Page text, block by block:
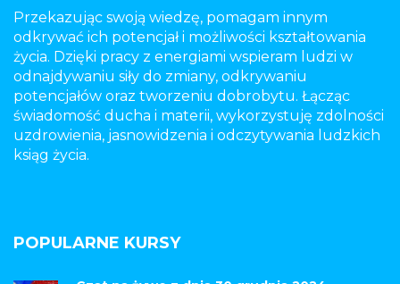
Przekazując swoją wiedzę, pomagam innym
odkrywać ich potencjał i możliwości kształtowania
życia. Dzięki pracy z energiami wspieram ludzi w
odnajdywaniu siły do zmiany, odkrywaniu
potencjałów oraz tworzeniu dobrobytu. Łącząc
świadomość ducha i materii, wykorzystuję zdolności
uzdrowienia, jasnowidzenia i odczytywania ludzkich
ksiąg życia.
POPULARNE KURSY